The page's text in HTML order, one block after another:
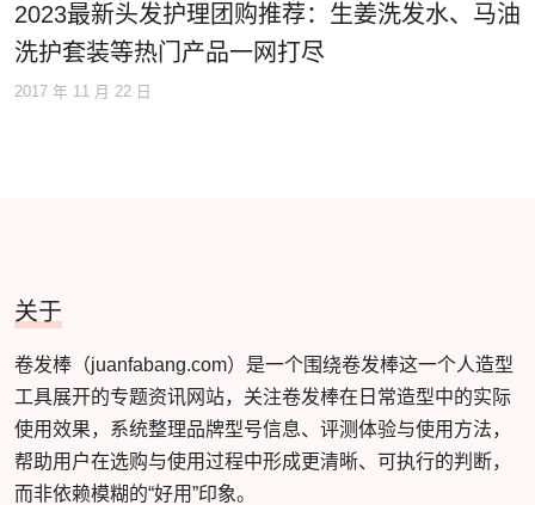
2023最新头发护理团购推荐：生姜洗发水、马油
洗护套装等热门产品一网打尽
2017 年 11 月 22 日
关于
卷发棒（juanfabang.com）是一个围绕卷发棒这一个人造型
工具展开的专题资讯网站，关注卷发棒在日常造型中的实际
使用效果，系统整理品牌型号信息、评测体验与使用方法，
帮助用户在选购与使用过程中形成更清晰、可执行的判断，
而非依赖模糊的“好用”印象。